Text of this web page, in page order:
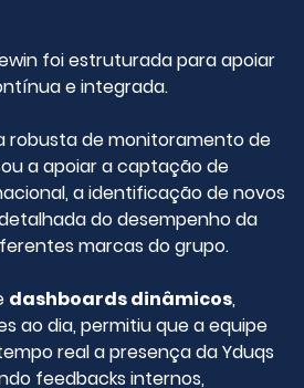
foi estruturada para apoiar
e integrada.
robusta de monitoramento de
a apoiar a captação de
a identificação de novos
do desempenho da
marcas do grupo.
dashboards dinâmicos,
ao dia, permitiu que a equipe
real a presença da Yduqs
feedbacks internos,